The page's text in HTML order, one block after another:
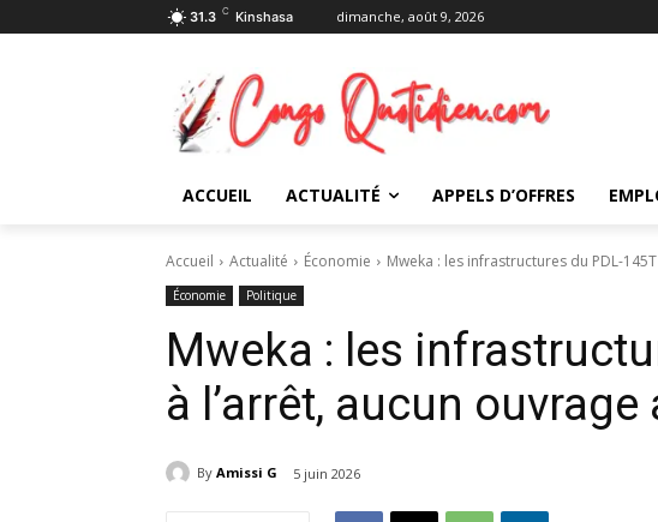
31.3 C Kinshasa dimanche, août 9, 2026
ACCUEIL ACTUALITÉ APPELS D’OFFRES
Accueil Actualité Économie Mweka : les infrastructures du PDL-
Économie Politique
Mweka : les
à l’arrêt, aucun ouvrage
By Amissi G 5 juin 2026